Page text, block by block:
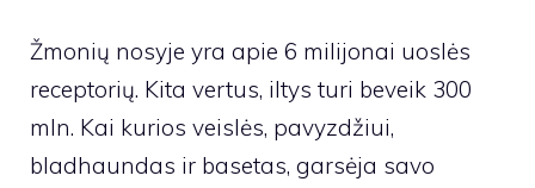
Žmonių nosyje yra apie 6 milijonai uoslės
receptorių. Kita vertus, iltys turi beveik 300
mln. Kai kurios veislės, pavyzdžiui,
bladhaundas ir basetas, garsėja savo